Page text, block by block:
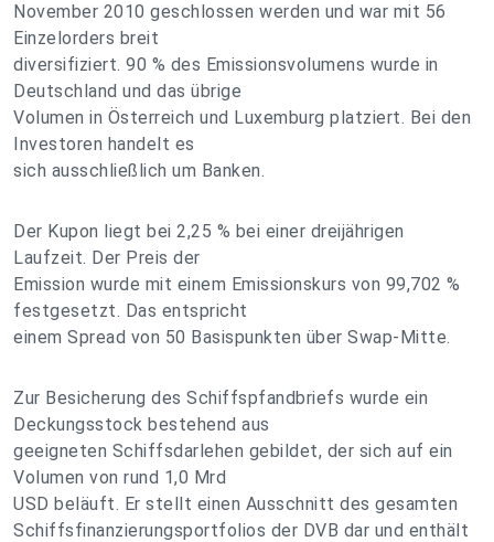
November 2010 geschlossen werden und war mit 56
Einzelorders breit
diversifiziert. 90 % des Emissionsvolumens wurde in
Deutschland und das übrige
Volumen in Österreich und Luxemburg platziert. Bei den
Investoren handelt es
sich ausschließlich um Banken.
Der Kupon liegt bei 2,25 % bei einer dreijährigen
Laufzeit. Der Preis der
Emission wurde mit einem Emissionskurs von 99,702 %
festgesetzt. Das entspricht
einem Spread von 50 Basispunkten über Swap-Mitte.
Zur Besicherung des Schiffspfandbriefs wurde ein
Deckungsstock bestehend aus
geeigneten Schiffsdarlehen gebildet, der sich auf ein
Volumen von rund 1,0 Mrd
USD beläuft. Er stellt einen Ausschnitt des gesamten
Schiffsfinanzierungsportfolios der DVB dar und enthält